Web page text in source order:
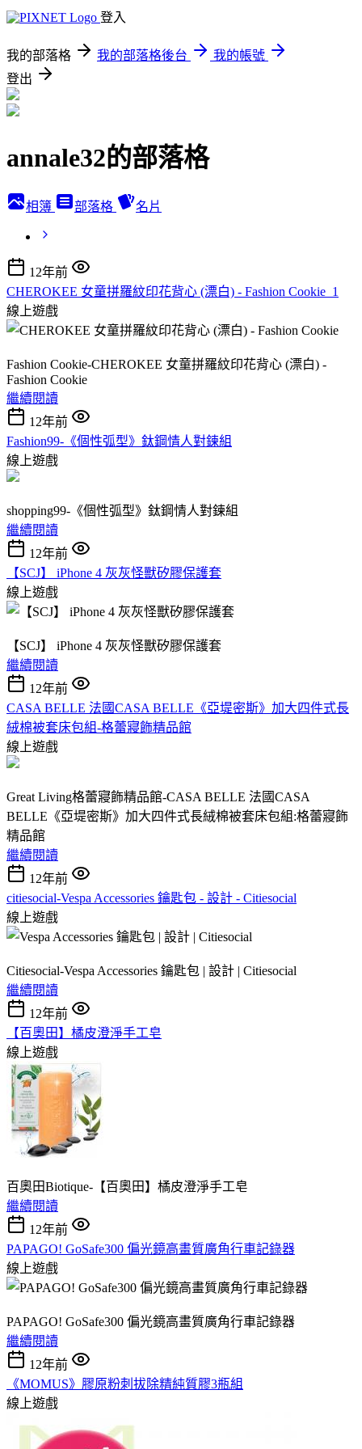
登入
我的部落格 我的部落格後台
我的帳號
登出
annale32的部落格
相簿 部落格 名片
12年前
CHEROKEE 女童拼羅紋印花背心 (漂白) - Fashion Cookie_1
線上遊戲
Fashion Cookie-CHEROKEE 女童拼羅紋印花背心 (漂白) -
Fashion Cookie
繼續閱讀
12年前
Fashion99-《個性弧型》鈦鋼情人對鍊組
線上遊戲
shopping99-《個性弧型》鈦鋼情人對鍊組
繼續閱讀
12年前
【SCJ】 iPhone 4 灰灰怪獸矽膠保護套
線上遊戲
【SCJ】 iPhone 4 灰灰怪獸矽膠保護套
繼續閱讀
12年前
CASA BELLE 法國CASA BELLE《亞堤密斯》加大四件式長
絨棉被套床包組-格蕾寢飾精品館
線上遊戲
Great Living格蕾寢飾精品館-CASA BELLE 法國CASA
BELLE《亞堤密斯》加大四件式長絨棉被套床包組:格蕾寢飾
精品館
繼續閱讀
12年前
citiesocial-Vespa Accessories 鑰匙包 - 設計 - Citiesocial
線上遊戲
Citiesocial-Vespa Accessories 鑰匙包 | 設計 | Citiesocial
繼續閱讀
12年前
【百奧田】橘皮澄淨手工皂
線上遊戲
百奧田Biotique-【百奧田】橘皮澄淨手工皂
繼續閱讀
12年前
PAPAGO! GoSafe300 偏光鏡高畫質廣角行車記錄器
線上遊戲
PAPAGO! GoSafe300 偏光鏡高畫質廣角行車記錄器
繼續閱讀
12年前
《MOMUS》膠原粉刺拔除精純質膠3瓶組
線上遊戲